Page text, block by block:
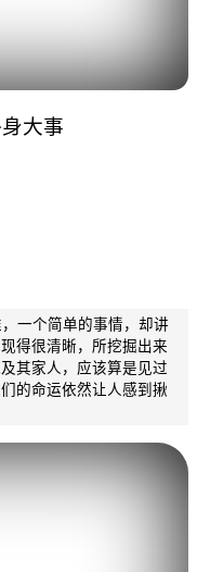
大事
一个简单的事情，却讲
得很清晰，所挖掘出来
其家人，应该算是见过
的命运依然让人感到揪